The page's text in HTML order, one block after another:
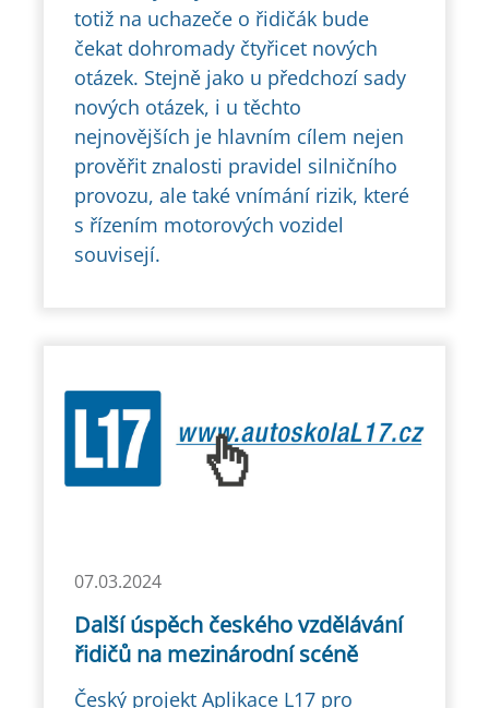
totiž na uchazeče o řidičák bude
čekat dohromady čtyřicet nových
otázek. Stejně jako u předchozí sady
nových otázek, i u těchto
nejnovějších je hlavním cílem nejen
prověřit znalosti pravidel silničního
provozu, ale také vnímání rizik, které
s řízením motorových vozidel
souvisejí.
07.03.2024
Další úspěch českého vzdělávání
řidičů na mezinárodní scéně
Český projekt Aplikace L17 pro